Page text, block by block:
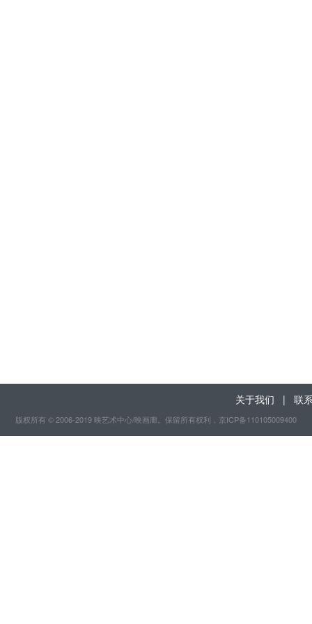
关于我们 | 联
版权所有 © 2006-2019 映艺术中心/映画廊。保留所有权利 ，京ICP备110105009400